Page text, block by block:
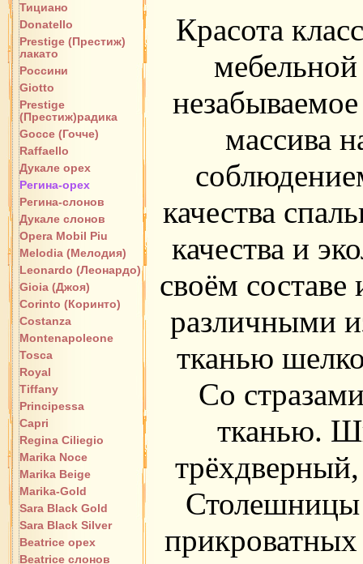
Тициано
Donatello
Prestige (Престиж)
лакато
Россини
Giotto
Prestige
(Престиж)радика
Gocce (Гочче)
Raffaello
Дукале орех
Регина-орех
Регина-слонов
Дукале слонов
Opera Mobil Piu
Melodia (Мелодия)
Leonardo (Леонардо)
Gioia (Джоя)
Corinto (Коринто)
Costanza
Montenapoleone
Tosca
Royal
Tiffany
Principessa
Capri
Regina Ciliegio
Marika Noce
Marika Beige
Marika-Gold
Sara Black Gold
Sara Black Silver
Beatrice орех
Beatrice слонов
Красота
массива
качества
качества и
своём составе
различными
тканью
Со
тканью.
Столешницы